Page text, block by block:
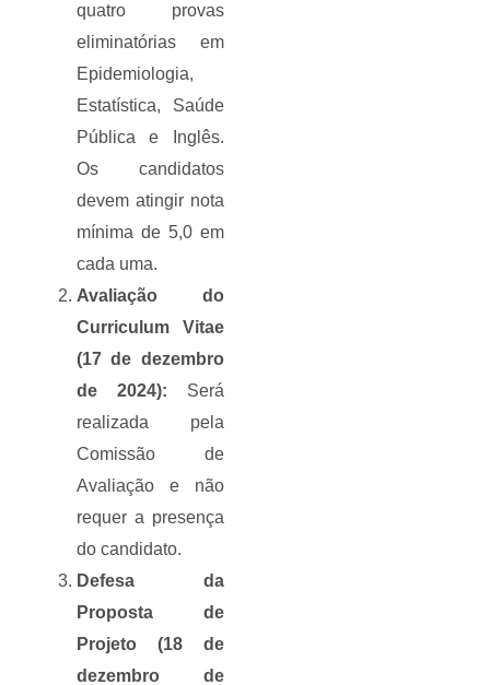
quatro provas
eliminatórias em
Epidemiologia,
Estatística, Saúde
Pública e Inglês.
Os candidatos
devem atingir nota
mínima de 5,0 em
cada uma.
Avaliação do
Curriculum Vitae
(17 de dezembro
de 2024): Será
realizada pela
Comissão de
Avaliação e não
requer a presença
do candidato.
Defesa da
Proposta de
Projeto (18 de
dezembro de